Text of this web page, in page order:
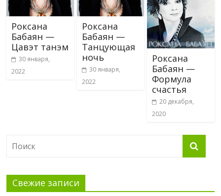
Роксана
Бабаян —
Цавэт танэм
30 января,
2022
Роксана
Бабаян —
Танцующая
ночь
30 января,
2022
Роксана
Бабаян —
Формула
счастья
20 декабря,
2020
Свежие записи